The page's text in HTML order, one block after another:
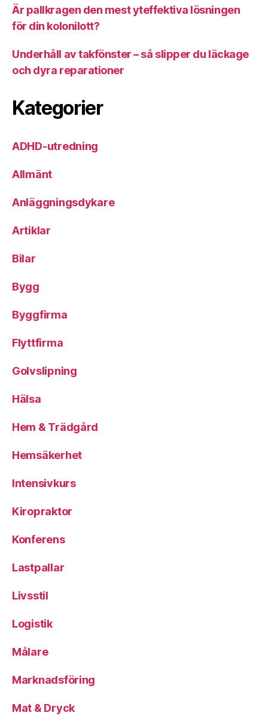
Är pallkragen den mest yteffektiva lösningen
för din kolonilott?
Underhåll av takfönster – så slipper du läckage
och dyra reparationer
Kategorier
ADHD-utredning
Allmänt
Anläggningsdykare
Artiklar
Bilar
Bygg
Byggfirma
Flyttfirma
Golvslipning
Hälsa
Hem & Trädgård
Hemsäkerhet
Intensivkurs
Kiropraktor
Konferens
Lastpallar
Livsstil
Logistik
Målare
Marknadsföring
Mat & Dryck